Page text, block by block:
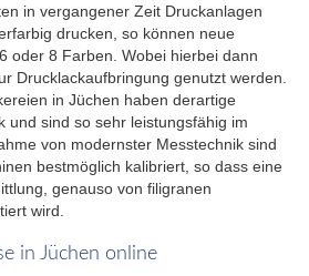
in vergangener Zeit Druckanlagen
drucken, so können neue
oder 8 Farben. Wobei hierbei dann
Drucklackaufbringung genutzt werden.
in Jüchen haben derartige
und sind so sehr leistungsfähig im
von modernster Messtechnik sind
bestmöglich kalibriert, so dass eine
genauso von filigranen
wird.
in Jüchen online